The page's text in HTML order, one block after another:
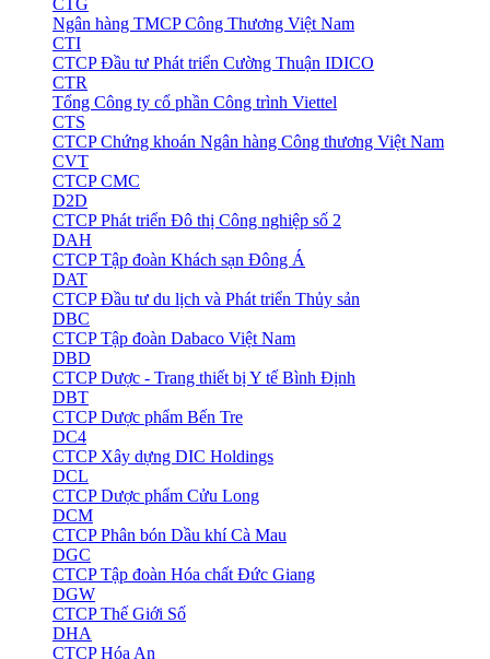
CTG
Ngân hàng TMCP Công Thương Việt Nam
CTI
CTCP Đầu tư Phát triển Cường Thuận IDICO
CTR
Tổng Công ty cổ phần Công trình Viettel
CTS
CTCP Chứng khoán Ngân hàng Công thương Việt Nam
CVT
CTCP CMC
D2D
CTCP Phát triển Đô thị Công nghiệp số 2
DAH
CTCP Tập đoàn Khách sạn Đông Á
DAT
CTCP Đầu tư du lịch và Phát triển Thủy sản
DBC
CTCP Tập đoàn Dabaco Việt Nam
DBD
CTCP Dược - Trang thiết bị Y tế Bình Định
DBT
CTCP Dược phẩm Bến Tre
DC4
CTCP Xây dựng DIC Holdings
DCL
CTCP Dược phẩm Cửu Long
DCM
CTCP Phân bón Dầu khí Cà Mau
DGC
CTCP Tập đoàn Hóa chất Đức Giang
DGW
CTCP Thế Giới Số
DHA
CTCP Hóa An